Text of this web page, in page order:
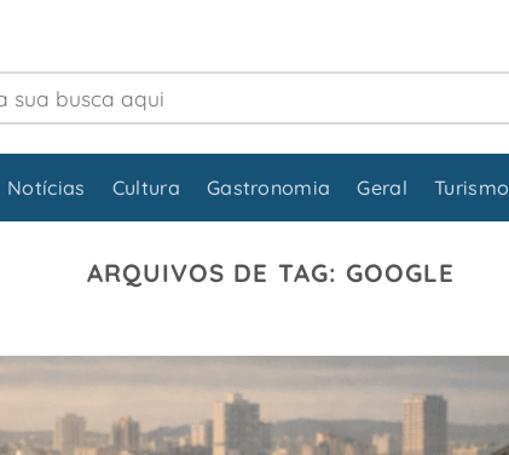
Notícias Cultura Gastronomia Geral Turismo
ARQUIVOS DE TAG: GOOGLE